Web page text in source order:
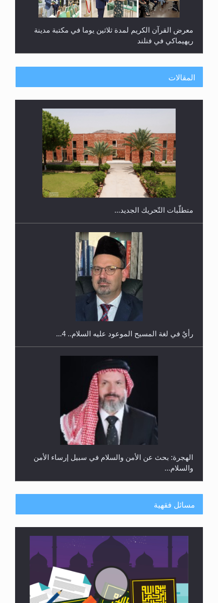
معرض القرآن الكريم لمدة ثلاثين يوما في مكتبة مدينة
ريهيماكي في فنلند
ندوة حول نظام الوصية في الجماعة الأحمدية في
شيتاغونغ – بنغلاديش
اليوم الوطني الرياضي لمجلس أنصار الله في هولندا
المقالات
متطلَّبات التّحريك الجديد...
رأيٌ في لغة المسيح الموعود عليه السلام.. 4...
الهجرة: بحث عن الأمن والسلام في سبيل إرساء الأمن
والسلام...
رأيٌ في لغة المسيح الموعود عليه السلام ..«3» نظرة
مسائل فقهية